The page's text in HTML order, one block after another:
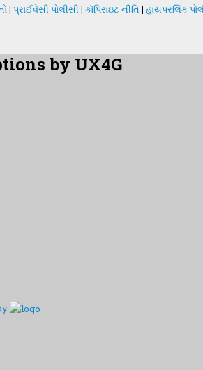
| પ્રાઈવેસી પોલીસી | કૉપિરાઇટ નીતિ | હાયપરલિંક
by UX4G